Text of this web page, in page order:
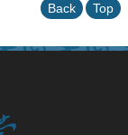
Back Top